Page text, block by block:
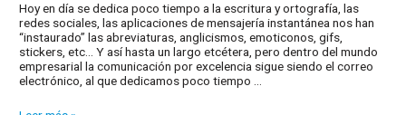
Hoy en día se dedica poco tiempo a la escritura y ortografía, las
redes sociales, las aplicaciones de mensajería instantánea nos han
“instaurado” las abreviaturas, anglicismos, emoticonos, gifs,
stickers, etc… Y así hasta un largo etcétera, pero dentro del mundo
empresarial la comunicación por excelencia sigue siendo el correo
electrónico, al que dedicamos poco tiempo …